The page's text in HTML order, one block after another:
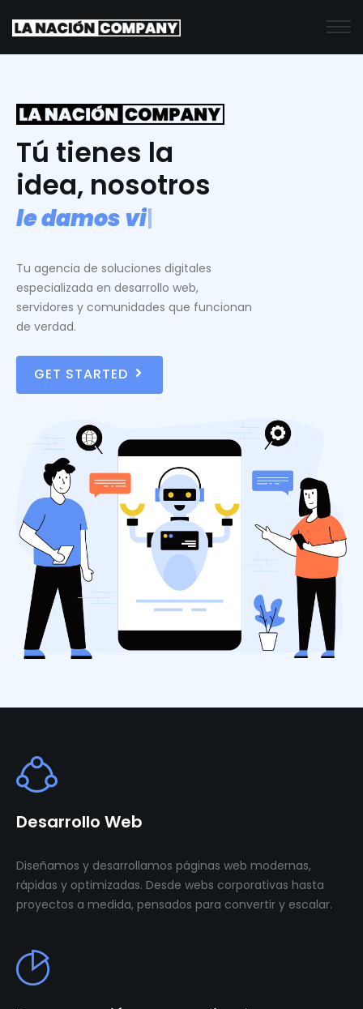
Tú tienes la
idea, nosotros
ledamosvid
Tu agencia de soluciones digitales
especializada en desarrollo web,
servidores y comunidades que funcionan
de verdad.
GET STARTED
Desarrollo Web
Diseñamos y desarrollamos páginas web modernas,
rápidas y optimizadas. Desde webs corporativas hasta
proyectos a medida, pensados para convertir y escalar.